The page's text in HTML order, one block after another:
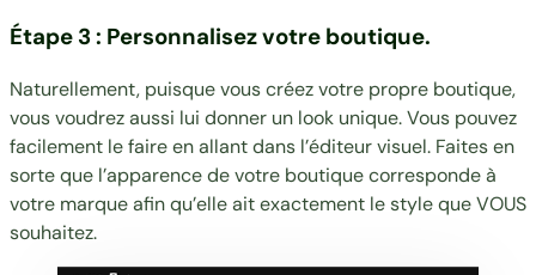
Étape 3 : Personnalisez votre boutique.
Naturellement, puisque vous créez votre propre boutique,
vous voudrez aussi lui donner un look unique. Vous pouvez
facilement le faire en allant dans l’éditeur visuel. Faites en
sorte que l’apparence de votre boutique corresponde à
votre marque afin qu’elle ait exactement le style que VOUS
souhaitez.